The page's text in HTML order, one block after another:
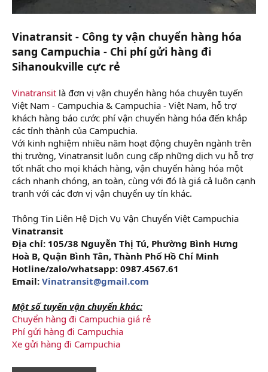
Vinatransit - Công ty vận chuyển hàng hóa
sang Campuchia - Chi phí gửi hàng đi
Sihanoukville cực rẻ
Vinatransit là đơn vị vận chuyển hàng hóa chuyên tuyến
Việt Nam - Campuchia & Campuchia - Việt Nam, hỗ trợ
khách hàng báo cước phí vận chuyển hàng hóa đến khắp
các tỉnh thành của Campuchia.
Với kinh nghiệm nhiều năm hoạt động chuyên ngành trên
thị trường, Vinatransit luôn cung cấp những dịch vụ hỗ trợ
tốt nhất cho mọi khách hàng, vận chuyển hàng hóa một
cách nhanh chóng, an toàn, cùng với đó là giá cả luôn cạnh
tranh với các đơn vị vận chuyển uy tín khác.
Thông Tin Liên Hệ Dịch Vụ Vận Chuyển Việt Campuchia
Vinatransit
Địa chỉ: 105/38 Nguyễn Thị Tú, Phường Bình Hưng
Hoà B, Quận Bình Tân, Thành Phố Hồ Chí Minh
Hotline/zalo/whatsapp: 0987.4567.61
Email: Vinatransit@gmail.com
Một số tuyến vận chuyển khác:
Chuyển hàng đi Campuchia giá rẻ
Phí gửi hàng đi Campuchia
Xe gửi hàng đi Campuchia